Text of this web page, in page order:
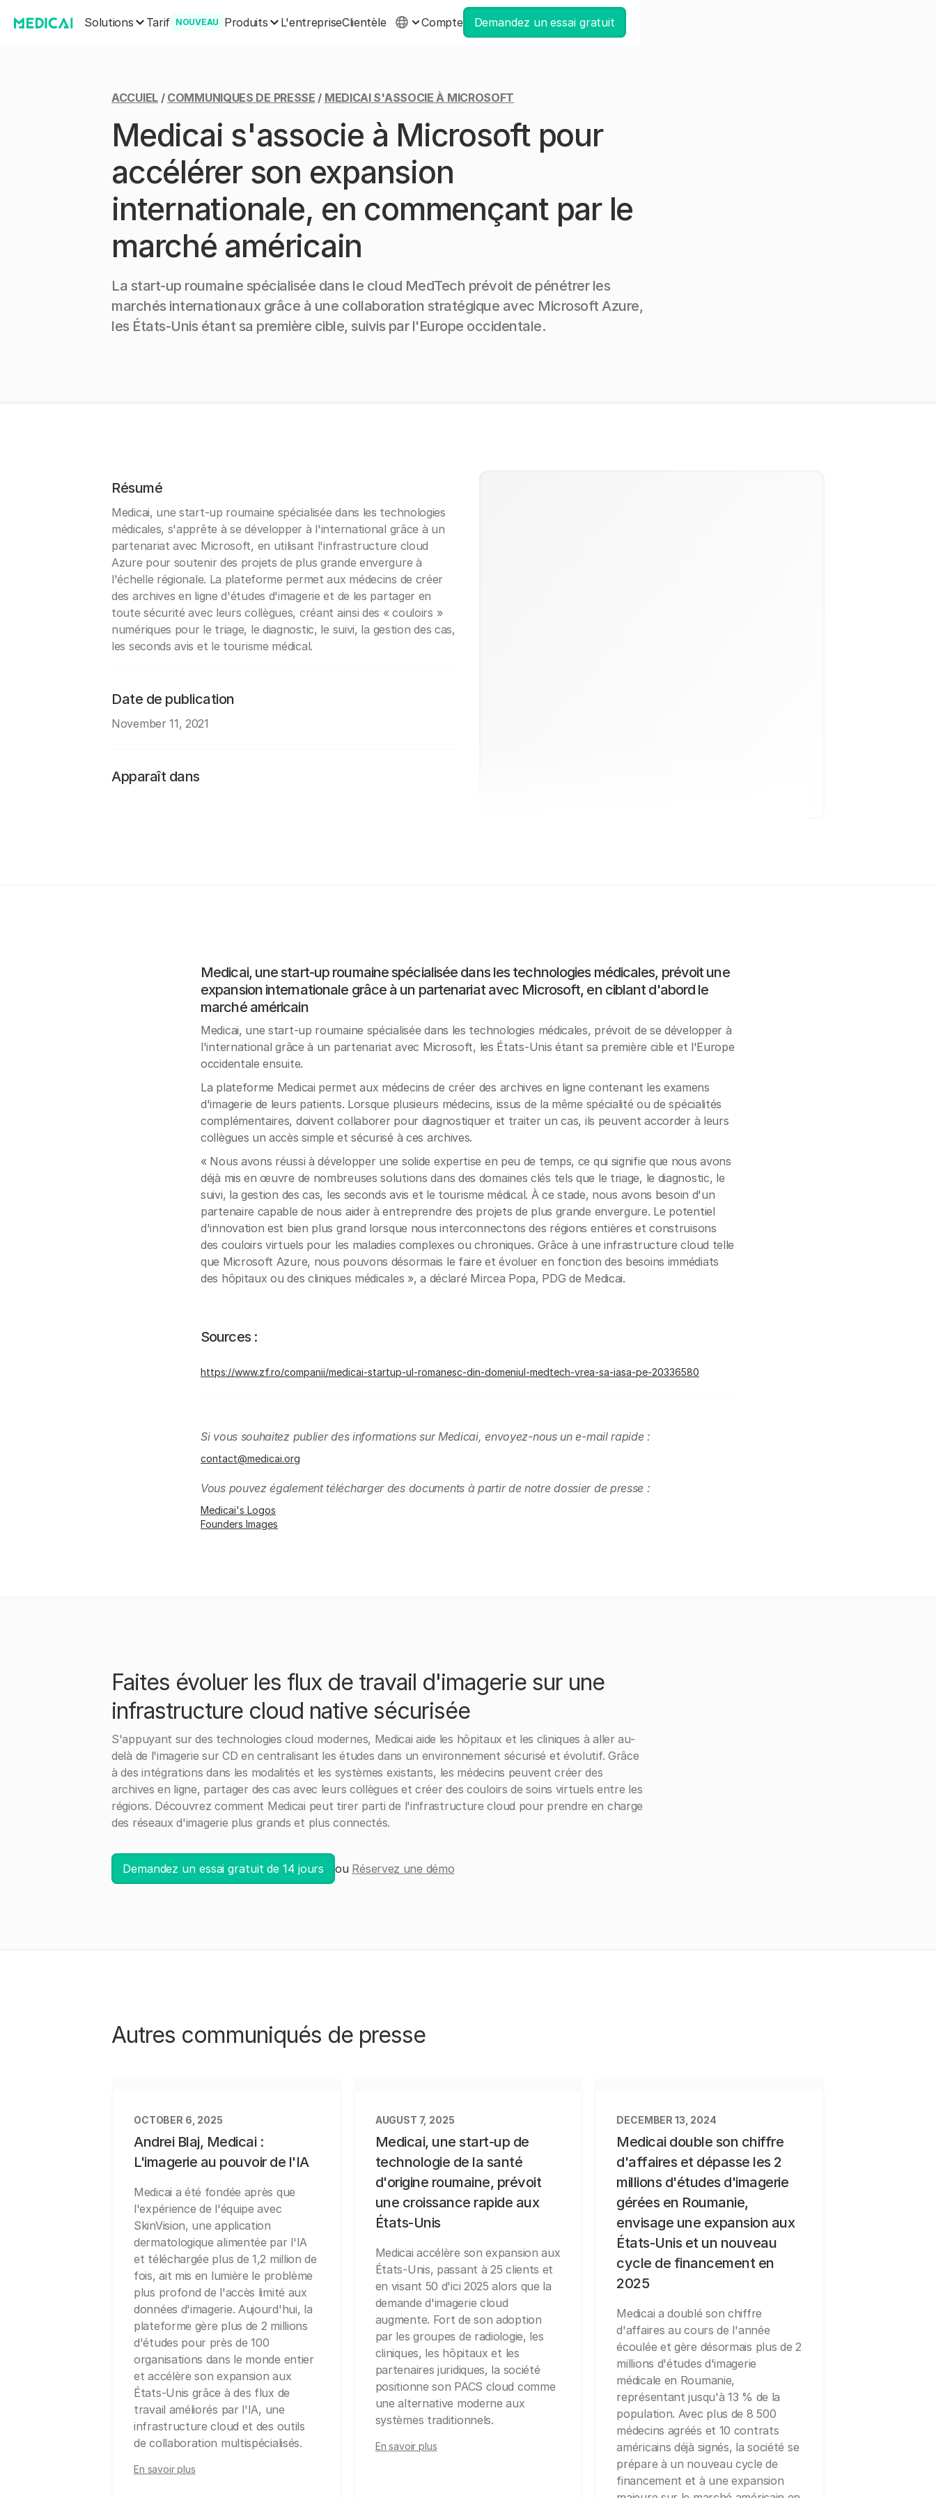
Solutions Tarif NOUVEAU Produits L'entrepriseClientèle Compte Demandez un essai gratuit
ACCUIEL/ COMMUNIQUES DE PRESSE / MEDICAI S'ASSOCIE À MICROSOFT
Medicai s'associe à Microsoft pour
accélérer son expansion
internationale, en commençant par le
marché américain
La start-up roumaine spécialisée dans le cloud MedTech prévoit de pénétrer les
marchés internationaux grâce à une collaboration stratégique avec Microsoft Azure,
les États-Unis étant sa première cible, suivis par l'Europe occidentale.
Résumé
Medicai, une start-up roumaine spécialisée dans les technologies
médicales, s'apprête à se développer à l'international grâce à un
partenariat avec Microsoft, en utilisant l'infrastructure cloud
Azure pour soutenir des projets de plus grande envergure à
l'échelle régionale. La plateforme permet aux médecins de créer
des archives en ligne d'études d'imagerie et de les partager en
toute sécurité avec leurs collègues, créant ainsi des « couloirs »
numériques pour le triage, le diagnostic, le suivi, la gestion des cas,
les seconds avis et le tourisme médical.
Date de publication
November 11, 2021
Apparaît dans
Medicai, une start-up roumaine spécialisée dans les technologies médicales, prévoit une
expansion internationale grâce à un partenariat avec Microsoft, en ciblant d'abord le
marché américain
Medicai, une start-up roumaine spécialisée dans les technologies médicales, prévoit de se développer à
l'international grâce à un partenariat avec Microsoft, les États-Unis étant sa première cible et l'Europe
occidentale ensuite.
La plateforme Medicai permet aux médecins de créer des archives en ligne contenant les examens
d'imagerie de leurs patients. Lorsque plusieurs médecins, issus de la même spécialité ou de spécialités
complémentaires, doivent collaborer pour diagnostiquer et traiter un cas, ils peuvent accorder à leurs
collègues un accès simple et sécurisé à ces archives.
« Nous avons réussi à développer une solide expertise en peu de temps, ce qui signifie que nous avons
déjà mis en œuvre de nombreuses solutions dans des domaines clés tels que le triage, le diagnostic, le
suivi, la gestion des cas, les seconds avis et le tourisme médical. À ce stade, nous avons besoin d'un
partenaire capable de nous aider à entreprendre des projets de plus grande envergure. Le potentiel
d'innovation est bien plus grand lorsque nous interconnectons des régions entières et construisons
des couloirs virtuels pour les maladies complexes ou chroniques. Grâce à une infrastructure cloud telle
que Microsoft Azure, nous pouvons désormais le faire et évoluer en fonction des besoins immédiats
des hôpitaux ou des cliniques médicales », a déclaré Mircea Popa, PDG de Medicai.
Sources :
https://www.zf.ro/companii/medicai-startup-ul-romanesc-din-domeniul-medtech-vrea-sa-iasa-pe-20336580
Si vous souhaitez publier des informations sur Medicai, envoyez-nous un e-mail rapide :
contact@medicai.org
Vous pouvez également télécharger des documents à partir de notre dossier de presse :
Medicai's Logos
Founders Images
Faites évoluer les flux de travail d'imagerie sur une
infrastructure cloud native sécurisée
S'appuyant sur des technologies cloud modernes, Medicai aide les hôpitaux et les cliniques à aller au-
delà de l'imagerie sur CD en centralisant les études dans un environnement sécurisé et évolutif. Grâce
à des intégrations dans les modalités et les systèmes existants, les médecins peuvent créer des
archives en ligne, partager des cas avec leurs collègues et créer des couloirs de soins virtuels entre les
régions. Découvrez comment Medicai peut tirer parti de l'infrastructure cloud pour prendre en charge
des réseaux d'imagerie plus grands et plus connectés.
Demandez un essai gratuit de 14 jours ou Réservez une démo
Autres communiqués de presse
OCTOBER 6, 2025
Andrei Blaj, Medicai :
L'imagerie au pouvoir de l'IA
Medicai a été fondée après que
l'expérience de l'équipe avec
SkinVision, une application
dermatologique alimentée par l'IA
et téléchargée plus de 1,2 million de
fois, ait mis en lumière le problème
plus profond de l'accès limité aux
données d'imagerie. Aujourd'hui, la
plateforme gère plus de 2 millions
d'études pour près de 100
organisations dans le monde entier
et accélère son expansion aux
États-Unis grâce à des flux de
travail améliorés par l'IA, une
infrastructure cloud et des outils
de collaboration multispécialisés.
En savoir plus
AUGUST 7, 2025
Medicai, une start-up de
technologie de la santé
d'origine roumaine, prévoit
une croissance rapide aux
États-Unis
Medicai accélère son expansion aux
États-Unis, passant à 25 clients et
en visant 50 d'ici 2025 alors que la
demande d'imagerie cloud
augmente. Fort de son adoption
par les groupes de radiologie, les
cliniques, les hôpitaux et les
partenaires juridiques, la société
positionne son PACS cloud comme
une alternative moderne aux
systèmes traditionnels.
En savoir plus
DECEMBER 13, 2024
Medicai double son chiffre
d'affaires et dépasse les 2
millions d'études d'imagerie
gérées en Roumanie,
envisage une expansion aux
États-Unis et un nouveau
cycle de financement en
2025
Medicai a doublé son chiffre
d'affaires au cours de l'année
écoulée et gère désormais plus de 2
millions d'études d'imagerie
médicale en Roumanie,
représentant jusqu'à 13 % de la
population. Avec plus de 8 500
médecins agréés et 10 contrats
américains déjà signés, la société se
prépare à un nouveau cycle de
financement et à une expansion